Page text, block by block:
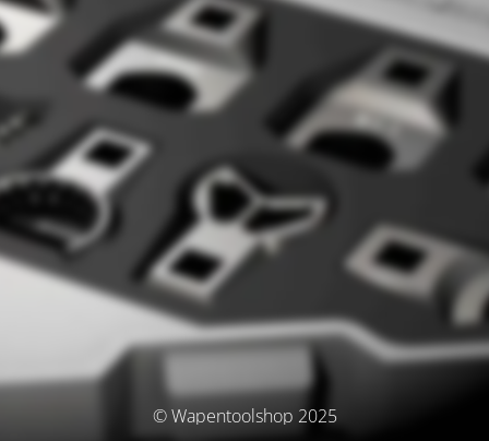
© Wapentoolshop 2025